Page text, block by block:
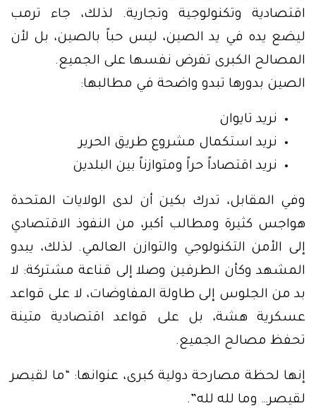
اقتصادية وتكنولوجية وتجارية. لذلك، جاء ترمب
ليضع يده في يد الصين، ليس حباً بالصين، بل لأن
المصالح الكبرى تفرض نفسها على الجميع.
الصين بدورها تبدو واضحة في مطالبها:
نريد تايوان
نريد استكمال مشروع طريق الحرير
نريد اقتصاداً حراً ومتوازناً بين البلدين
وفي المقابل، تدرك بكين أن لدى الولايات المتحدة
هواجس كثيرة ومطالب أكبر، من النفوذ الاقتصادي
إلى الأمن التكنولوجي والتوازن العالمي. لذلك، يبدو
المشهد وكأن الطرفين وصلا إلى قناعة مشتركة: لا
بد من الجلوس إلى طاولة المفاوضات، لا على قواعد
عسكرية هشة، بل على قواعد اقتصادية متينة
تحفظ مصالح الجميع.
إنها لحظة مصارحة دولية كبرى، عنوانها: “ما لقيصر
لقيصر… وما لله لله”.